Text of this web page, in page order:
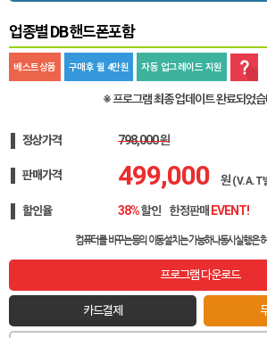
업종별 DB 핸드폰포함
베스트상품 구매후 월 4만원 자동 업그레이드 지원
※ 프로그램 최종 업데이트 완료되었
정상가격 798,000 원
판매가격 499,000 원 (V.A.T
할인율 38%할인 한정판매
컴퓨터를 바꾸는등의 이동설치는 가능하나동시실행은
프로그램 다운로드
카드결제